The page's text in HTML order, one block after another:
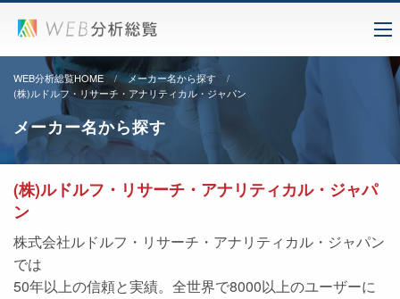
WEB分析総覧HOME
メーカー名から探す
(株)ルドルフ・リサーチ・アナリティカル・ジャパン
メーカー名から探す
(株)ルドルフ・リサーチ・アナリティカル・ジャパ
ン
株式会社ルドルフ・リサーチ・アナリティカル・ジャパン
では
50年以上の信頼と実績。全世界で8000以上のユーザーに